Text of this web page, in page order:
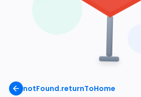
notFound.returnToHome